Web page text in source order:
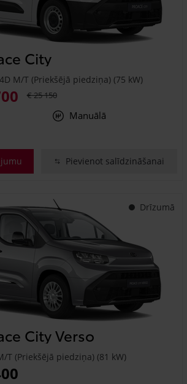
City
M/T (Priekšējā piedziņa) (75 kW)
€ 25 150
Manuālā
Pievienot salīdzināšanai
Drīzumā
City Verso
T (Priekšējā piedziņa) (81 kW)